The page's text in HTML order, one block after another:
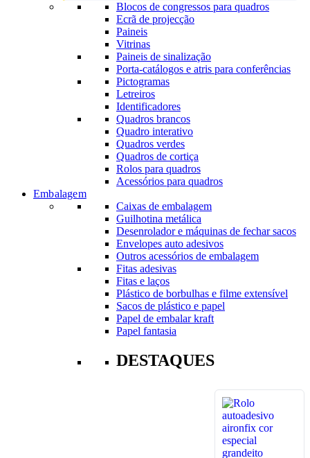
Blocos de congressos para quadros
Ecrã de projecção
Paineis
Vitrinas
Paineis de sinalização
Porta-catálogos e atris para conferências
Pictogramas
Letreiros
Identificadores
Quadros brancos
Quadro interativo
Quadros verdes
Quadros de cortiça
Rolos para quadros
Acessórios para quadros
Embalagem
Caixas de embalagem
Guilhotina metálica
Desenrolador e máquinas de fechar sacos
Envelopes auto adesivos
Outros acessórios de embalagem
Fitas adesivas
Fitas e laços
Plástico de borbulhas e filme extensível
Sacos de plástico e papel
Papel de embalar kraft
Papel fantasia
DESTAQUES